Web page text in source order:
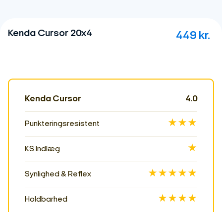
Kenda Cursor 20x4 449 kr.
Kenda Cursor 4.0
Punkteringsresistent ★★★
KS Indlæg ★
Synlighed & Reflex ★★★★★
Holdbarhed ★★★★